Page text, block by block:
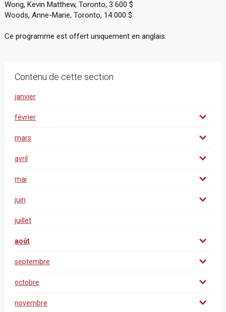
Wong, Kevin Matthew, Toronto, 3 600 $
Woods, Anne-Marie, Toronto, 14 000 $
Ce programme est offert uniquement en anglais.
Contenu de cette section
janvier
février
mars
avril
mai
juin
juillet
août
septembre
octobre
novembre